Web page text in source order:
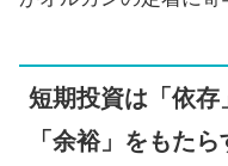
短期投資は「依存
「余裕」をもたら